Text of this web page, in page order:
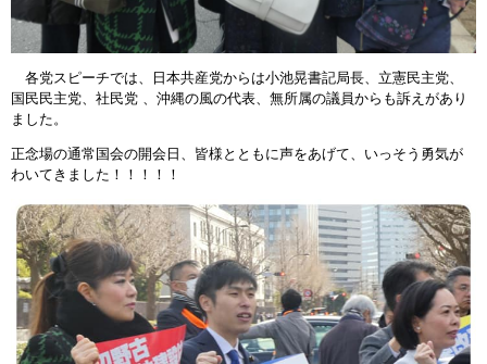
各党スピーチでは、日本共産党からは小池晃書記局長、立憲民主党、
国民民主党、社民党 、沖縄の風の代表、無所属の議員からも訴えがあり
ました。
正念場の通常国会の開会日、皆様とともに声をあげて、いっそう勇気が
わいてきました！！！！！